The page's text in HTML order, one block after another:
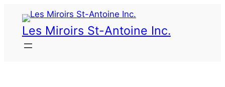
Les Miroirs St-Antoine Inc.